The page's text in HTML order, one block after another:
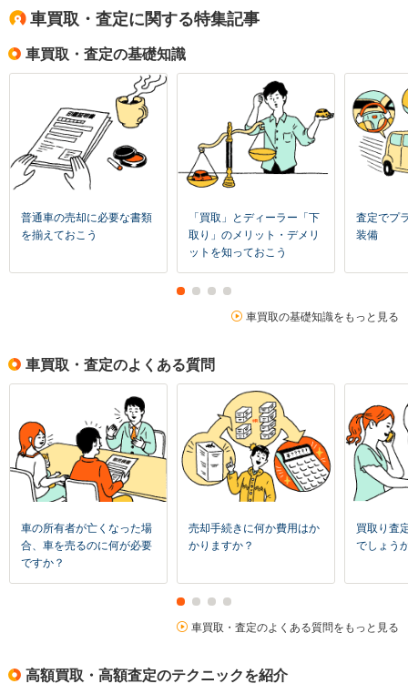
車買取・査定に関する特集記事
車買取・査定の基礎知識
普通車の売却に必要な書類
を揃えておこう
「買取」とディーラー「下
取り」のメリット・デメリ
ットを知っておこう
査定でプ
装備
車買取の基礎知識をもっと見る
車買取・査定のよくある質問
車の所有者が亡くなった場
合、車を売るのに何が必要
ですか？
売却手続きに何か費用はか
かりますか？
買取り査
でしょう
車買取・査定のよくある質問をもっと見る
高額買取・高額査定のテクニックを紹介